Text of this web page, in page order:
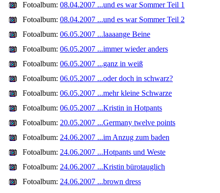
Fotoalbum: 08.04.2007 ...und es war Sommer Teil 1
Fotoalbum: 08.04.2007 ...und es war Sommer Teil 2
Fotoalbum: 06.05.2007 ...laaaange Beine
Fotoalbum: 06.05.2007 ...immer wieder anders
Fotoalbum: 06.05.2007 ...ganz in weiß
Fotoalbum: 06.05.2007 ...oder doch in schwarz?
Fotoalbum: 06.05.2007 ...mehr kleine Schwarze
Fotoalbum: 06.05.2007 ...Kristin in Hotpants
Fotoalbum: 20.05.2007 ...Germany twelve points
Fotoalbum: 24.06.2007 ...im Anzug zum baden
Fotoalbum: 24.06.2007 ...Hotpants und Weste
Fotoalbum: 24.06.2007 ...Kristin bürotauglich
Fotoalbum: 24.06.2007 ...brown dress